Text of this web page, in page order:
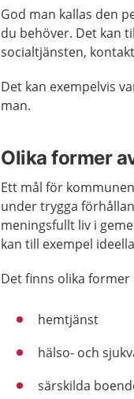
God man kallas den
du behöver. Det kan
socialtjänsten,
Det kan exempelvis
man.
Olika former
Ett mål för
under trygga
meningsfullt liv i
kan till exempel
Det finns olika
hemtjänst
hälso- och
särskilda